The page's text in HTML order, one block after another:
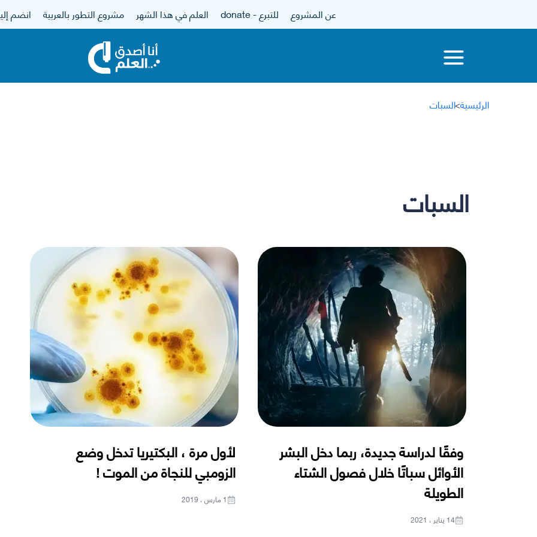
عن المشروع للتبرع - donate العلم في هذا الشهر مشروع التطور بالعربية انضم
الرئيسية>السبات
السبات
وفقًا لدراسة جديدة، ربما دخل البشر
الأوائل سباتًا خلال فصول الشتاء
الطويلة
14 يناير ، 2021
لأول مرة ، البكتيريا تدخل وضع
الزومبي للنجاة من الموت !
1 مارس ، 2019